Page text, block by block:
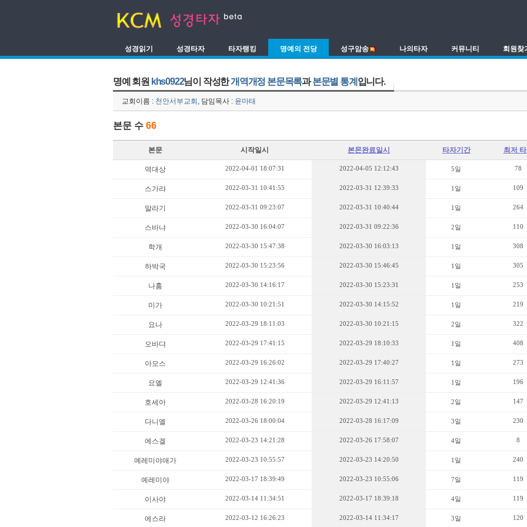
성경읽기 성경타자 타자랭킹 명예의 전당 성구암송 나의타자 커뮤니티 회원찾
명예 회원 khs0922님이 작성한개역개정 본문목록과본문별 통계 입니다.
교회이름 : 천안서부교회 , 담임목사 : 윤마태
본문 수 66
본문 시작일시 본몬완료일시 타자기간 최저
역대상 2022-04-01 18:07:31 2022-04-05 12:12:43 5일 78
스가랴 2022-03-31 10:41:55 2022-03-31 12:39:33 1일 109
말라기 2022-03-31 09:23:07 2022-03-31 10:40:44 1일 264
스바냐 2022-03-30 16:04:07 2022-03-31 09:22:36 2일 110
학개 2022-03-30 15:47:38 2022-03-30 16:03:13 1일 308
하박국 2022-03-30 15:23:56 2022-03-30 15:46:45 1일 305
나훔 2022-03-30 14:16:17 2022-03-30 15:23:31 1일 253
미가 2022-03-30 10:21:51 2022-03-30 14:15:52 1일 219
요나 2022-03-29 18:11:03 2022-03-30 10:21:15 2일 322
오바댜 2022-03-29 17:41:15 2022-03-29 18:10:33 1일 408
아모스 2022-03-29 16:26:02 2022-03-29 17:40:27 1일 273
요엘 2022-03-29 12:41:36 2022-03-29 16:11:57 1일 196
호세아 2022-03-28 16:20:19 2022-03-29 12:41:13 2일 147
다니엘 2022-03-26 18:00:04 2022-03-28 16:17:09 3일 230
에스겔 2022-03-23 14:21:28 2022-03-26 17:58:07 4일 8
예레미야애가 2022-03-23 10:55:57 2022-03-23 14:20:50 1일 240
예레미야 2022-03-17 18:39:49 2022-03-23 10:55:06 7일 119
이사야 2022-03-14 11:34:51 2022-03-17 18:39:18 4일 119
에스라 2022-03-12 16:26:23 2022-03-14 11:34:17 3일 120